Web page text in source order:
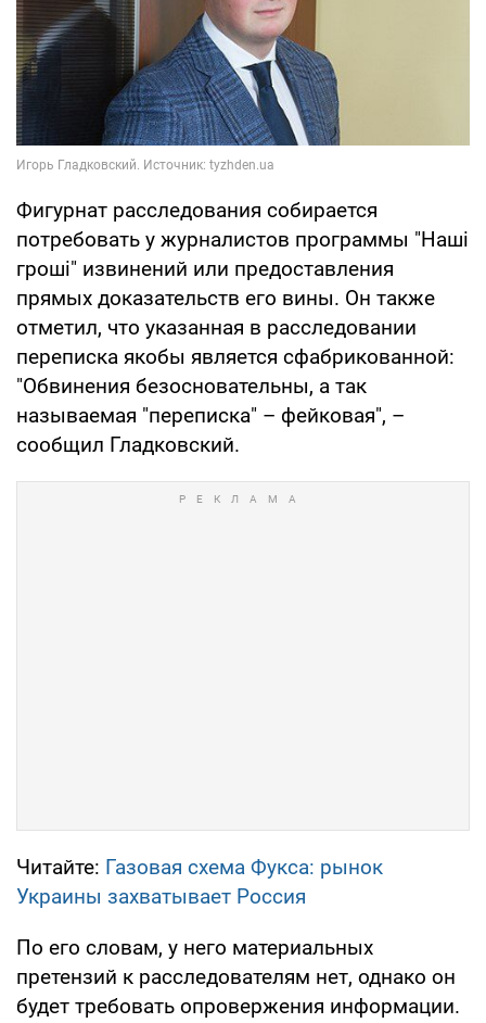
Фигурнат расследования собирается
потребовать у журналистов программы "Наші
гроші" извинений или предоставления
прямых доказательств его вины. Он также
отметил, что указанная в расследовании
переписка якобы является сфабрикованной:
"Обвинения безосновательны, а так
называемая "переписка" – фейковая", –
сообщил Гладковский.
Читайте: Газовая схема Фукса: рынок
Украины захватывает Россия
По его словам, у него материальных
претензий к расследователям нет, однако он
будет требовать опровержения информации.